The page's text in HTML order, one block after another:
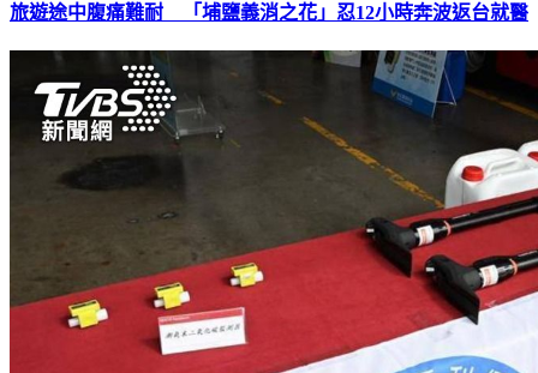
旅遊途中腹痛難耐 「埔鹽義消之花」忍12小時奔波返台就醫